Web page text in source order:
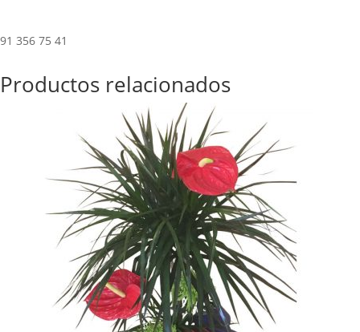
91 356 75 41
Productos relacionados